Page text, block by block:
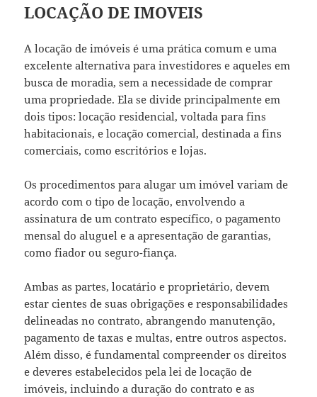
LOCAÇÃO DE IMOVEIS
A locação de imóveis é uma prática comum e uma
excelente alternativa para investidores e aqueles em
busca de moradia, sem a necessidade de comprar
uma propriedade. Ela se divide principalmente em
dois tipos: locação residencial, voltada para fins
habitacionais, e locação comercial, destinada a fins
comerciais, como escritórios e lojas.
Os procedimentos para alugar um imóvel variam de
acordo com o tipo de locação, envolvendo a
assinatura de um contrato específico, o pagamento
mensal do aluguel e a apresentação de garantias,
como fiador ou seguro-fiança.
Ambas as partes, locatário e proprietário, devem
estar cientes de suas obrigações e responsabilidades
delineadas no contrato, abrangendo manutenção,
pagamento de taxas e multas, entre outros aspectos.
Além disso, é fundamental compreender os direitos
e deveres estabelecidos pela lei de locação de
imóveis, incluindo a duração do contrato e as